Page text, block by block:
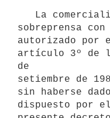
sobreprensa
autorizado
artículo 3º de
de
setiembre de
sin haberse
dispuesto por